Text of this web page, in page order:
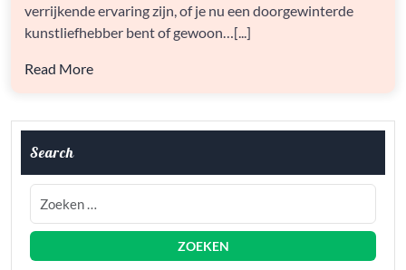
SCHILDERIJ:
ADVIES
EN
verrijkende ervaring zijn, of je nu een doorgewinterde
kunstliefhebber bent of gewoon…[...]
Read More
Search